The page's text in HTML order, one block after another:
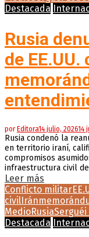
Destacada
Rusia
de
por Editora14 julio, 202614
Rusia condenó la
en territorio iraní,
compromisos
infraestructura civil
Leer más
Conflicto militar
civilIrán
MedioRusiaSerguéi
Destacada